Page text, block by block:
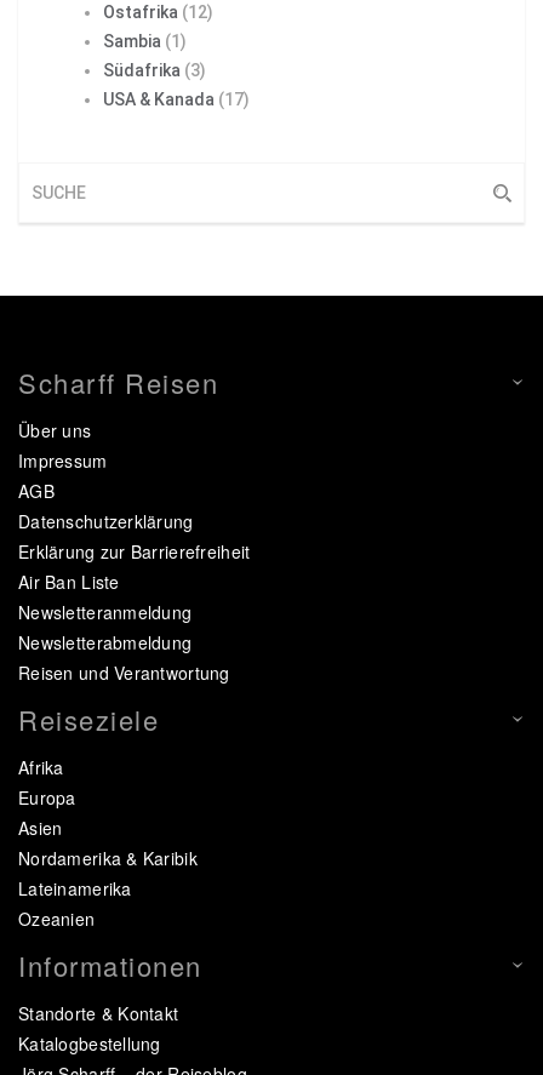
Ostafrika (12)
Sambia (1)
Südafrika (3)
USA & Kanada (17)
Scharff Reisen
Über uns
Impressum
AGB
Datenschutzerklärung
Erklärung zur Barrierefreiheit
Air Ban Liste
Newsletteranmeldung
Newsletterabmeldung
Reisen und Verantwortung
Reiseziele
Afrika
Europa
Asien
Nordamerika & Karibik
Lateinamerika
Ozeanien
Informationen
Standorte & Kontakt
Katalogbestellung